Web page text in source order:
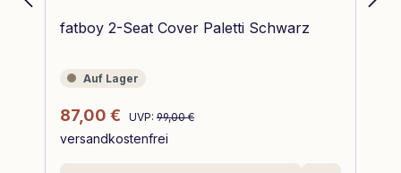
fatboy Sphärische Lampe Bolleke Rot
Auf Lager
Auf Lager
Regulärer Preis:
75,00 €
versandkostenfrei